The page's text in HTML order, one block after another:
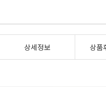
상세정보 상품